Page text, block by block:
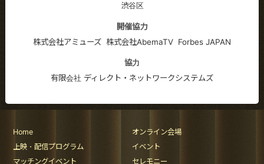
渋谷区
開催協力
株式会社アミューズ 株式会社AbemaTV Forbes JAPAN
協力
有限会社 ディレクト・ネットワークシステムズ
Home
オンライン会場
上映・配信プログラム
イベント
マッチングイベント
セレモニー